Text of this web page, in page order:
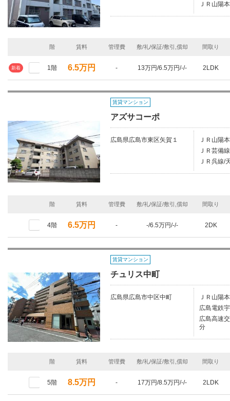
ＪＲ山陽
階 賃料 管理費 敷/礼/保証/敷引,償却 間取り
新着 1階 6.5万円 - 13万円/6.5万円/-/- 2LDK
賃貸マンション
アズサコーポ
広島県広島市東区矢賀１
ＪＲ山陽
ＪＲ芸備
ＪＲ呉線/
階 賃料 管理費 敷/礼/保証/敷引,償却 間取り
4階 6.5万円 - -/6.5万円/-/- 2DK
賃貸マンション
チュリス中町
広島県広島市中区中町
ＪＲ山陽
広島電鉄
広島高速
分
階 賃料 管理費 敷/礼/保証/敷引,償却 間取り
5階 8.5万円 - 17万円/8.5万円/-/- 2LDK